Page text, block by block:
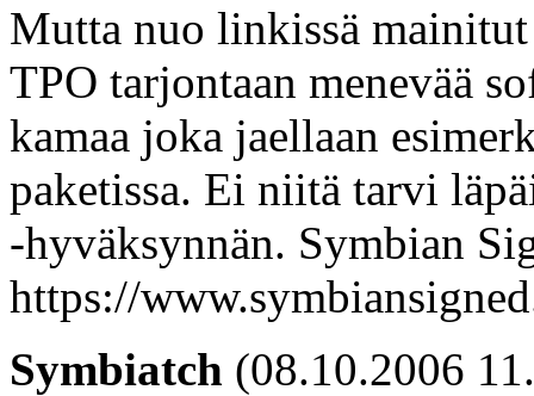
Mutta nuo linkissä
TPO tarjontaan menevää
kamaa joka jaellaan
paketissa. Ei niitä tarvi
-hyväksynnän. Symbian
https://
Symbiatch (08.10.2006